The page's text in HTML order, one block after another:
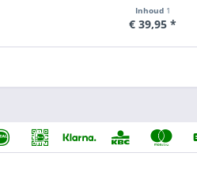
Inhoud 1
€ 39,95 *